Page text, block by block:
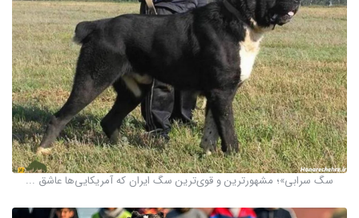
سگ سرابی»؛ مشهورترین و قوی‌ترین سگ ایران که آمریکایی‌ها عاشق ...